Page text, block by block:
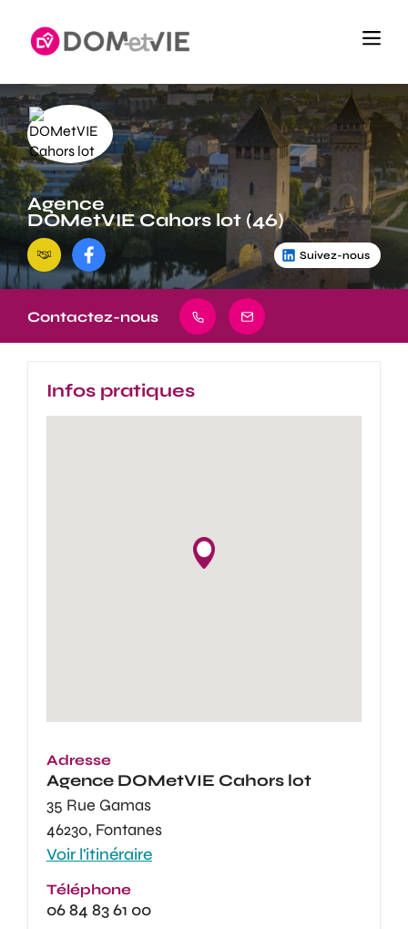
Agence
DOMetVIE Cahors lot (46)
Suivez-nous
Contactez-nous
Infos pratiques
Adresse
Agence DOMetVIE Cahors lot
35 Rue Gamas
46230, Fontanes
Voir l'itinéraire
Téléphone
06 84 83 61 00